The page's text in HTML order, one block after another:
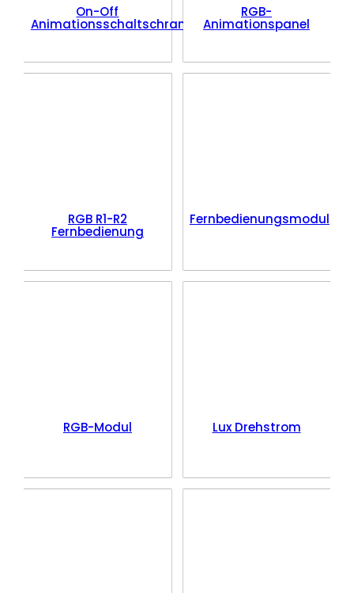
On-Off
Animationsschaltschrank
RGB-
Animationspanel
RGB R1-R2
Fernbedienung
Fernbedienungsmodul
RGB-Modul Lux Drehstrom